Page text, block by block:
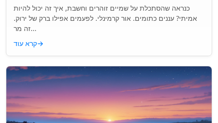
כנראה שהסתכלת על שמיים זוהרים וחשבת, איך זה יכול להיות
אמיתי? עננים כתומים. אור קרמינלי. לפעמים אפילו ברק של ירוק.
זה מר...
קרא עוד→